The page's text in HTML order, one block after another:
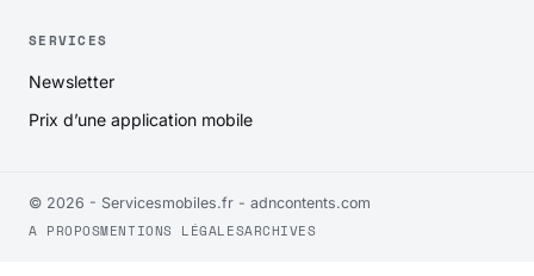
SERVICES
Newsletter
Prix d’une application mobile
© 2026 - Servicesmobiles.fr - adncontents.com
A PROPOSMENTIONS LÉGALESARCHIVES